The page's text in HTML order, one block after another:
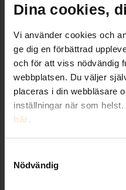
Dina cookies,
Vi använder cookies och
ge dig en förbättrad
och för att viss nödvändig
webbplatsen. Du väljer
placeras i din webbläsare
inställningar när som
här.
Nödvändig
Hållbarhet
Bengt Lind arbetar som
fastighetsförvaltning på
08-406 55 04
Björn Berggren